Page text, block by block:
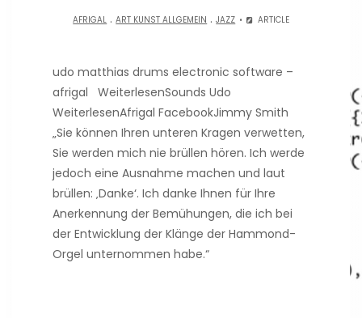
AFRIGAL .ART KUNST ALLGEMEIN .JAZZ ARTICLE
udo matthias drums electronic software –
afrigal WeiterlesenSounds Udo
WeiterlesenAfrigal FacebookJimmy Smith
„Sie können Ihren unteren Kragen verwetten,
Sie werden mich nie brüllen hören. Ich werde
jedoch eine Ausnahme machen und laut
brüllen: ‚Danke‘. Ich danke Ihnen für Ihre
Anerkennung der Bemühungen, die ich bei
der Entwicklung der Klänge der Hammond-
Orgel unternommen habe.“